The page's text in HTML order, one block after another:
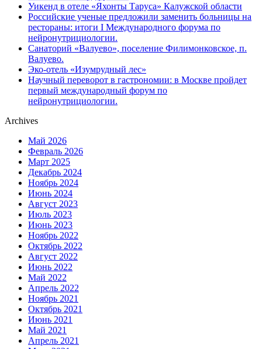
Уикенд в отеле «Яхонты Таруса» Калужской области
Российские ученые предложили заменить больницы на
рестораны: итоги I Международного форума по
нейронутрициологии.
Санаторий «Валуево», поселение Филимонковское, п.
Валуево.
Эко-отель «Изумрудный лес»
Научный переворот в гастрономии: в Москве пройдет
первый международный форум по
нейронутрициологии.
Archives
Май 2026
Февраль 2026
Март 2025
Декабрь 2024
Ноябрь 2024
Июнь 2024
Август 2023
Июль 2023
Июнь 2023
Ноябрь 2022
Октябрь 2022
Август 2022
Июнь 2022
Май 2022
Апрель 2022
Ноябрь 2021
Октябрь 2021
Июнь 2021
Май 2021
Апрель 2021